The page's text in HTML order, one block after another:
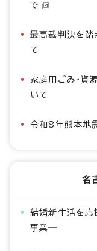
で
最高裁判決を踏
て
家庭用ごみ・資
いて
令和8年熊本地
名
結婚新生活を
事業―